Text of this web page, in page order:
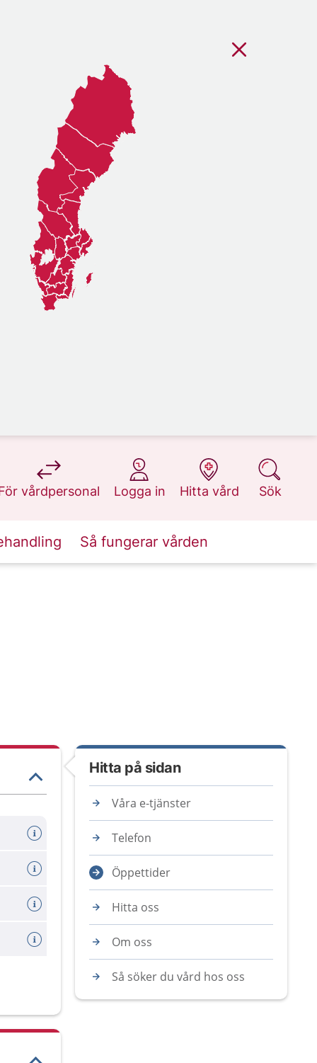
vårdpersonal
på 1177.se
Logga in
på 1177.se
Hitta vård
på 1177.se
Sök
på 1177.se
Så fungerar vården
Hitta på sidan
Våra e-tjänster
Telefon
Öppettider
Hitta oss
Om oss
Så söker du vård hos oss